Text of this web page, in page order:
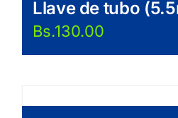
Llave de tubo
Bs.130.00